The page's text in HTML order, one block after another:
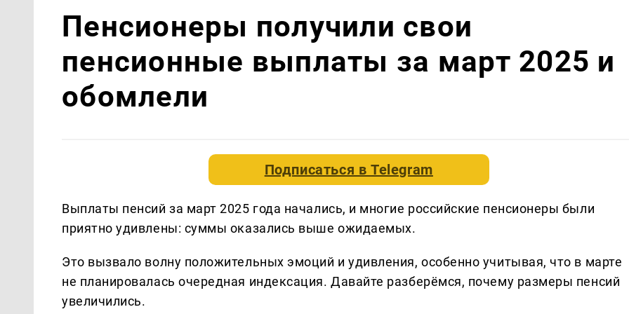
Пенсионеры получили свои
пенсионные выплаты за март 2025 и
обомлели
Подписаться вTelegram
Выплаты пенсий за март 2025 года начались, и многие российские пенсионеры были
приятно удивлены: суммы оказались выше ожидаемых.
Это вызвало волну положительных эмоций и удивления, особенно учитывая, что в марте
не планировалась очередная индексация. Давайте разберёмся, почему размеры пенсий
увеличились.